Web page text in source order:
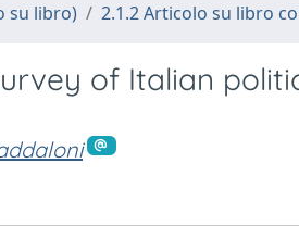
su libro) 2.1.2 Articolo su libro
of Italian